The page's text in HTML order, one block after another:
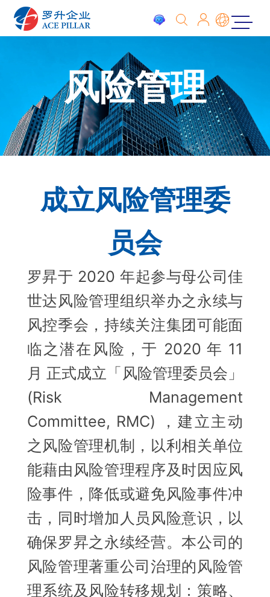
风险管理
成立风险管理委
员会
罗昇于 2020 年起参与母公司佳
世达风险管理组织举办之永续与
风控季会，持续关注集团可能面
临之潜在风险，于 2020 年 11
月 正式成立「风险管理委员会」
(Risk Management
Committee, RMC) ，建立主动
之风险管理机制，以利相关单位
能藉由风险管理程序及时因应风
险事件，降低或避免风险事件冲
击，同时增加人员风险意识，以
确保罗昇之永续经营。本公司的
风险管理著重公司治理的风险管
理系统及风险转移规划：策略、